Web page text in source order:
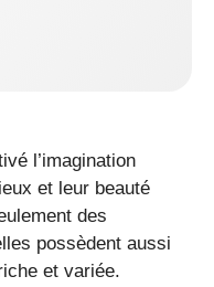
l’imagination
et leur beauté
des
possèdent aussi
et variée.